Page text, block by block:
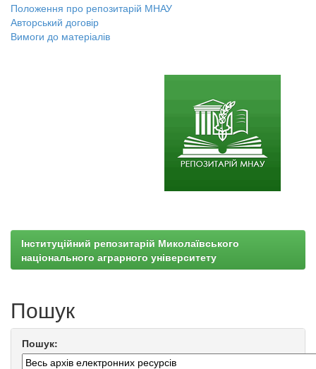
Положення про репозитарій МНАУ
Авторський договір
Вимоги до матеріалів
Інституційний репозитарій Миколаївського
національного аграрного університету
Пошук
Пошук: